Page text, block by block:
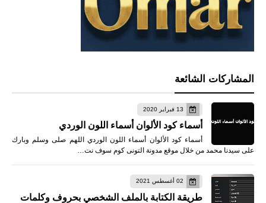
المشاركات الشائعة
13 فبراير 2020
أسماء كود الألوان أسماء اللون الوردي
أسماء كود الألوان أسماء اللون الوردي اللهم صلى وسلم وبارك
على سيدنا محمد من خلال موقع مدونة التونى كوم سوف نت…
02 أغسطس 2021
طريقة الكتابة بالملف الشخصي بحروف وكلمات